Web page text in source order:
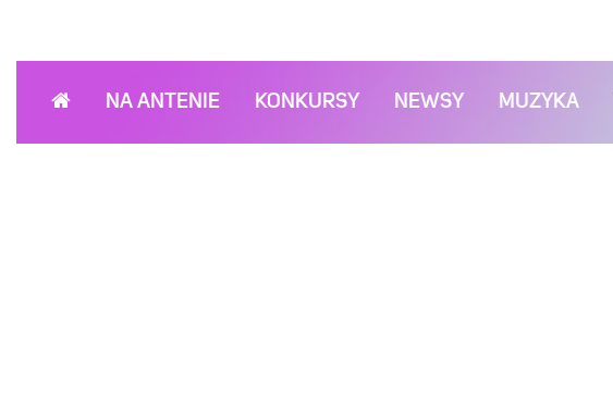
NA ANTENIE KONKURSY NEWSY MUZYKA